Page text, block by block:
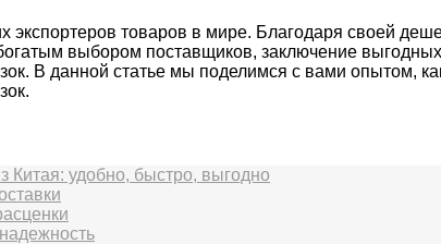
экспортеров товаров в мире. Благодаря своей
выбором поставщиков, заключение
В данной статье мы поделимся с вами опытом,
Китая: удобно, быстро, выгодно